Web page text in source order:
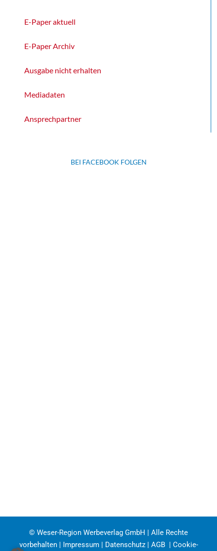
E-Paper aktuell
E-Paper Archiv
Ausgabe nicht erhalten
Mediadaten
Ansprechpartner
BEI FACEBOOK FOLGEN
© Weser-Region Werbeverlag GmbH | Alle Rechte
vorbehalten |
Impressum| Datenschutz| AGB| Cookie-